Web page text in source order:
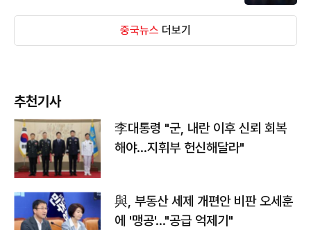
중국뉴스 더보기
추천기사
李대통령 "군, 내란 이후 신뢰 회복
해야…지휘부 헌신해달라"
與, 부동산 세제 개편안 비판 오세훈
에 '맹공'…"공급 억제기"